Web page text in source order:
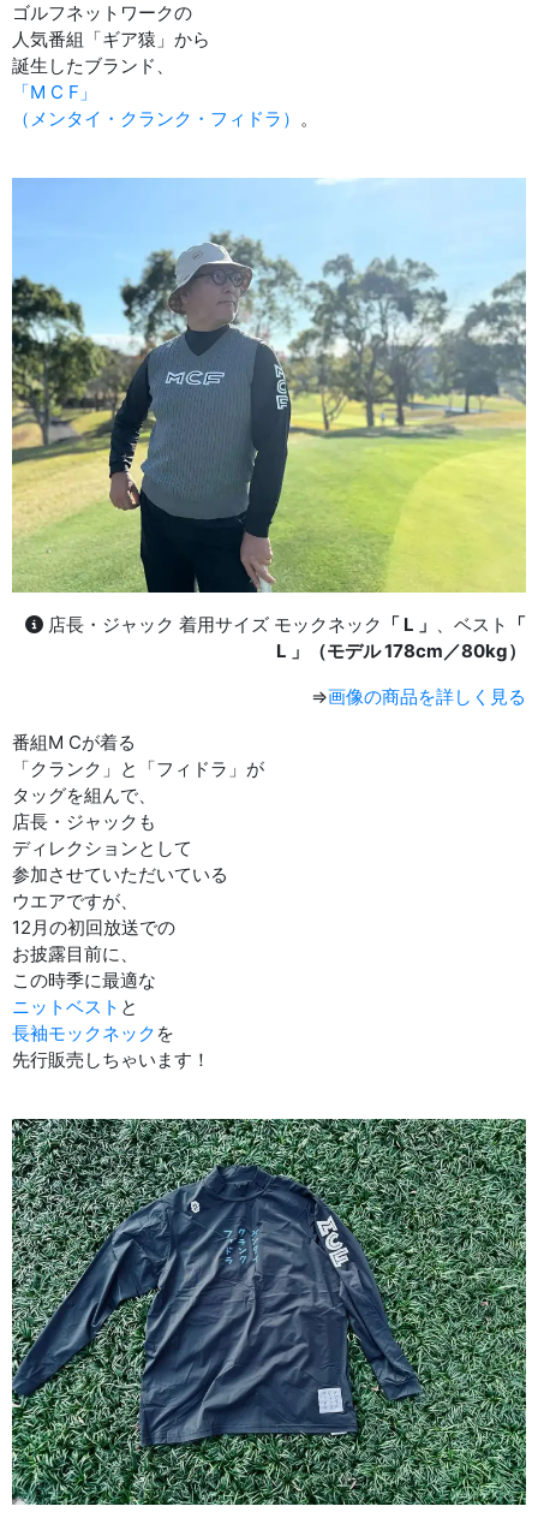
ゴルフネットワークの
人気番組「ギア猿」から
誕生したブランド、
「M C F」
（メンタイ・クランク・フィドラ） 。
店長・ジャック 着用サイズ モックネック 「 L 」 、ベスト
「
L 」（モデル 178cm／80kg）
⇒画像の商品を詳しく見る
番組M Cが着る
「クランク」と「フィドラ」が
タッグを組んで、
店長・ジャックも
ディレクションとして
参加させていただいている
ウエアですが、
12月の初回放送での
お披露目前に、
この時季に最適な
ニットベスト と
長袖モックネック を
先行販売しちゃいます！